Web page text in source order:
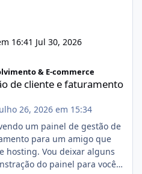
16:41 Jul 30, 2026
& E-commerce
de cliente e faturamento
26, 2026 em 15:34
um painel de gestão de
para um amigo que
hosting. Vou deixar alguns
do painel para vocês